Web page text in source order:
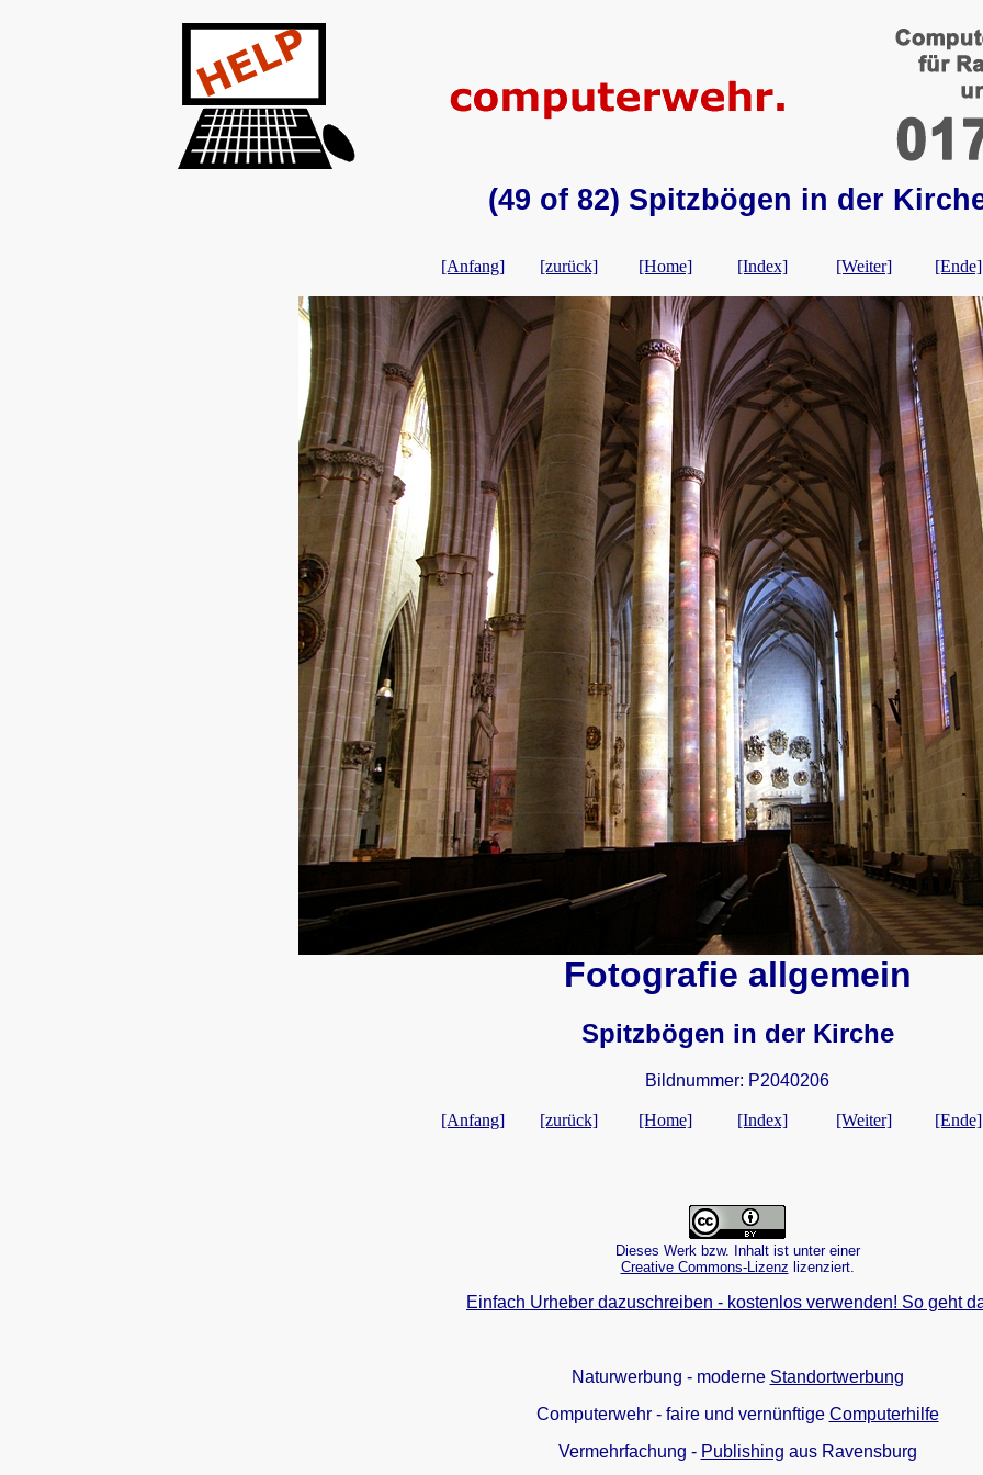
(49 of 82) Spitzbögen in der
[Anfang] [zurück] [Home] [Index] [Weiter] [Ende]
Fotografie allgemein
Spitzbögen in der Kirche
Bildnummer: P2040206
[Anfang] [zurück] [Home] [Index] [Weiter] [Ende]
Dieses Werk bzw. Inhalt ist unter einer
Creative Commons-Lizenz lizenziert.
Einfach Urheber dazuschreiben - kostenlos verwenden! So geht
Naturwerbung - moderne Standortwerbung
Computerwehr - faire und vernünftige Computerhilfe
Vermehrfachung - Publishing aus Ravensburg